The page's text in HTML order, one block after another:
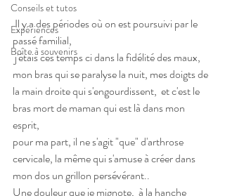
Conseils et tutos
Expériences
Boîte à souvenirs
Il y a des périodes où on est poursuivi par le
passé familial,
j'étais ces temps ci dans la fidélité des maux,
mon bras qui se paralyse la nuit, mes doigts de
la main droite qui s'engourdissent,  et c'est le
bras mort de maman qui est là dans mon
esprit,
pour ma part, il ne s'agit "que" d'arthrose
cervicale, la même qui s'amuse à créer dans
mon dos un grillon persévérant..
Une douleur que je mignote,  à la hanche